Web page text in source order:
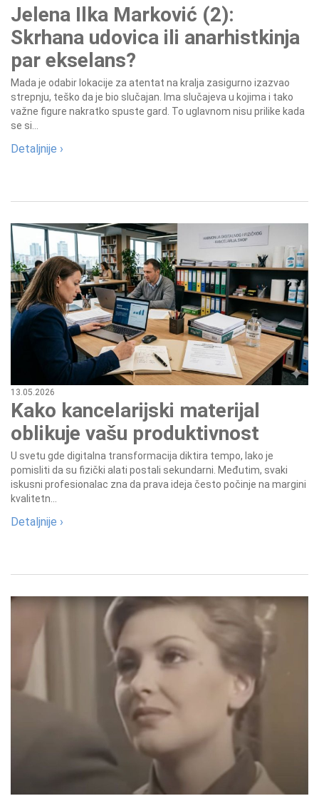
Jelena Ilka Marković (2):
Skrhana udovica ili anarhistkinja
par ekselans?
Mada je odabir lokacije za atentat na kralja zasigurno izazvao
strepnju, teško da je bio slučajan. Ima slučajeva u kojima i tako
važne figure nakratko spuste gard. To uglavnom nisu prilike kada
se si...
Detaljnije ›
13.05.2026
Kako kancelarijski materijal
oblikuje vašu produktivnost
U svetu gde digitalna transformacija diktira tempo, lako je
pomisliti da su fizički alati postali sekundarni. Međutim, svaki
iskusni profesionalac zna da prava ideja često počinje na margini
kvalitetn...
Detaljnije ›